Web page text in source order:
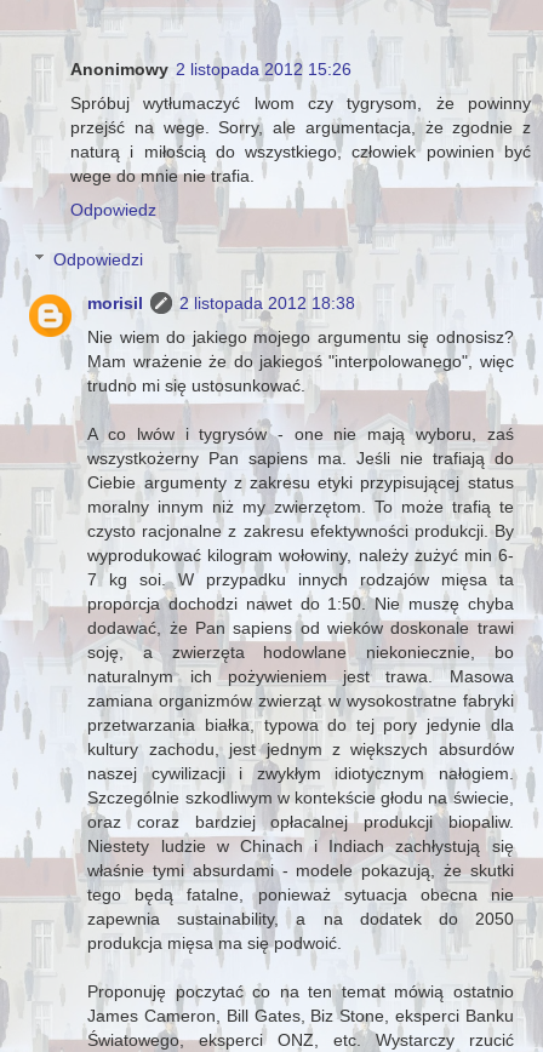
Anonimowy 2 listopada 2012 15:26
Spróbuj wytłumaczyć lwom czy tygrysom, że powinny
przejść na wege. Sorry, ale argumentacja, że zgodnie z
naturą i miłością do wszystkiego, człowiek powinien być
wege do mnie nie trafia.
Odpowiedz
Odpowiedzi
morisil
2 listopada 2012 18:38
Nie wiem do jakiego mojego argumentu się odnosisz?
Mam wrażenie że do jakiegoś "interpolowanego", więc
trudno mi się ustosunkować.
A co lwów i tygrysów - one nie mają wyboru, zaś
wszystkożerny Pan sapiens ma. Jeśli nie trafiają do
Ciebie argumenty z zakresu etyki przypisującej status
moralny innym niż my zwierzętom. To może trafią te
czysto racjonalne z zakresu efektywności produkcji. By
wyprodukować kilogram wołowiny, należy zużyć min 6-
7 kg soi. W przypadku innych rodzajów mięsa ta
proporcja dochodzi nawet do 1:50. Nie muszę chyba
dodawać, że Pan sapiens od wieków doskonale trawi
soję, a zwierzęta hodowlane niekoniecznie, bo
naturalnym ich pożywieniem jest trawa. Masowa
zamiana organizmów zwierząt w wysokostratne fabryki
przetwarzania białka, typowa do tej pory jedynie dla
kultury zachodu, jest jednym z większych absurdów
naszej cywilizacji i zwykłym idiotycznym nałogiem.
Szczególnie szkodliwym w kontekście głodu na świecie,
oraz coraz bardziej opłacalnej produkcji biopaliw.
Niestety ludzie w Chinach i Indiach zachłystują się
właśnie tymi absurdami - modele pokazują, że skutki
tego będą fatalne, ponieważ sytuacja obecna nie
zapewnia sustainability, a na dodatek do 2050
produkcja mięsa ma się podwoić.
Proponuję poczytać co na ten temat mówią ostatnio
James Cameron, Bill Gates, Biz Stone, eksperci Banku
Światowego, eksperci ONZ, etc. Wystarczy rzucić